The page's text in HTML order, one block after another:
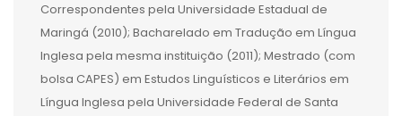
Correspondentes pela Universidade Estadual de
Maringá (2010); Bacharelado em Tradução em Língua
Inglesa pela mesma instituição (2011); Mestrado (com
bolsa CAPES) em Estudos Linguísticos e Literários em
Língua Inglesa pela Universidade Federal de Santa